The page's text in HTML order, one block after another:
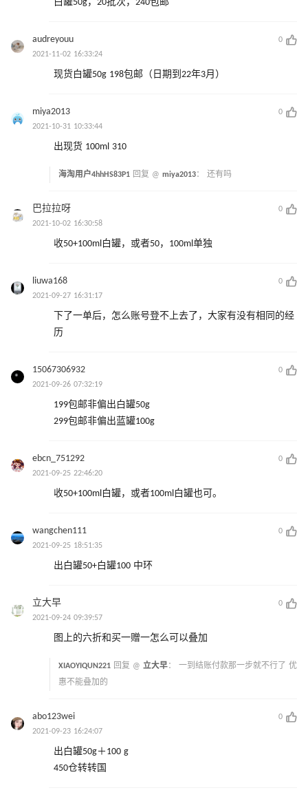
白罐50g，20批次，240包邮
audreyouu
0
2021-11-02 16:33:24
现货白罐50g 198包邮（日期到22年3月）
miya2013
0
2021-10-31 10:33:44
出现货 100ml 310
海淘用户4hhHS83P1 回复 @ miya2013： 还有吗
巴拉拉呀
0
2021-10-02 16:30:58
收50+100ml白罐，或者50，100ml单独
liuwa168
0
2021-09-27 16:31:17
下了一单后，怎么账号登不上去了，大家有没有相同的经
历
15067306932
0
2021-09-26 07:32:19
199包邮非偏出白罐50g
299包邮非偏出蓝罐100g
ebcn_751292
0
2021-09-25 22:46:20
收50+100ml白罐，或者100ml白罐也可。
wangchen111
0
2021-09-25 18:51:35
出白罐50+白罐100 中环
立大早
0
2021-09-24 09:39:57
图上的六折和买一赠一怎么可以叠加
XIAOYIQUN221 回复 @ 立大早： 一到结账付款那一步就不行了 优
惠不能叠加的
abo123wei
0
2021-09-23 16:24:07
出白罐50g＋100 g
450仓转转国